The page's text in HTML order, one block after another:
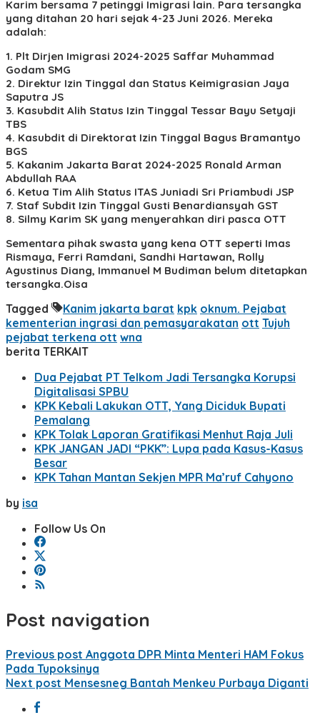
Karim bersama 7 petinggi Imigrasi lain. Para tersangka
yang ditahan 20 hari sejak 4-23 Juni 2026. Mereka
adalah:
1. Plt Dirjen Imigrasi 2024-2025 Saffar Muhammad
Godam SMG
2. Direktur Izin Tinggal dan Status Keimigrasian Jaya
Saputra JS
3. Kasubdit Alih Status Izin Tinggal Tessar Bayu Setyaji
TBS
4. Kasubdit di Direktorat Izin Tinggal Bagus Bramantyo
BGS
5. Kakanim Jakarta Barat 2024-2025 Ronald Arman
Abdullah RAA
6. Ketua Tim Alih Status ITAS Juniadi Sri Priambudi JSP
7. Staf Subdit Izin Tinggal Gusti Benardiansyah GST
8. Silmy Karim SK yang menyerahkan diri pasca OTT
Sementara pihak swasta yang kena OTT seperti Imas
Rismaya, Ferri Ramdani, Sandhi Hartawan, Rolly
Agustinus Diang, Immanuel M Budiman belum ditetapkan
tersangka.Oisa
Tagged Kanim jakarta barat kpk oknum. Pejabat
kementerian ingrasi dan pemasyarakatan ott Tujuh
pejabat terkena ott wna
berita TERKAIT
Dua Pejabat PT Telkom Jadi Tersangka Korupsi
Digitalisasi SPBU
KPK Kebali Lakukan OTT, Yang Diciduk Bupati
Pemalang
KPK Tolak Laporan Gratifikasi Menhut Raja Juli
KPK JANGAN JADI “PKK”: Lupa pada Kasus-Kasus
Besar
KPK Tahan Mantan Sekjen MPR Ma’ruf Cahyono
by isa
Follow Us On
Post navigation
Previous post Anggota DPR Minta Menteri HAM Fokus
Pada Tupoksinya
Next post Mensesneg Bantah Menkeu Purbaya Diganti